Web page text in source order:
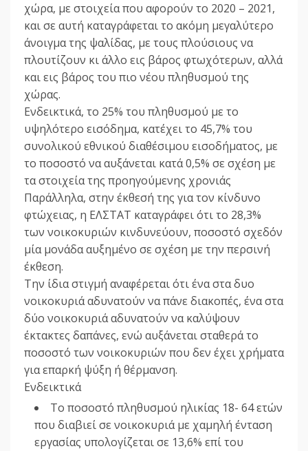
χώρα, με στοιχεία που αφορούν το 2020 – 2021,
και σε αυτή καταγράφεται το ακόμη μεγαλύτερο
άνοιγμα της ψαλίδας, με τους πλούσιους να
πλουτίζουν κι άλλο εις βάρος φτωχότερων, αλλά
και εις βάρος του πιο νέου πληθυσμού της
χώρας.
Ενδεικτικά, το 25% του πληθυσμού με το
υψηλότερο εισόδημα, κατέχει το 45,7% του
συνολικού εθνικού διαθέσιμου εισοδήματος, με
το ποσοστό να αυξάνεται κατά 0,5% σε σχέση με
τα στοιχεία της προηγούμενης χρονιάς
Παράλληλα, στην έκθεσή της για τον κίνδυνο
φτώχειας, η ΕΛΣΤΑΤ καταγράφει ότι το 28,3%
των νοικοκυριών κινδυνεύουν, ποσοστό σχεδόν
μία μονάδα αυξημένο σε σχέση με την περσινή
έκθεση.
Την ίδια στιγμή αναφέρεται ότι ένα στα δυο
νοικοκυριά αδυνατούν να πάνε διακοπές, ένα στα
δύο νοικοκυριά αδυνατούν να καλύψουν
έκτακτες δαπάνες, ενώ αυξάνεται σταθερά το
ποσοστό των νοικοκυριών που δεν έχει χρήματα
για επαρκή ψύξη ή θέρμανση.
Ενδεικτικά
Το ποσοστό πληθυσμού ηλικίας 18- 64 ετών
που διαβιεί σε νοικοκυριά με χαμηλή ένταση
εργασίας υπολογίζεται σε 13,6% επί του